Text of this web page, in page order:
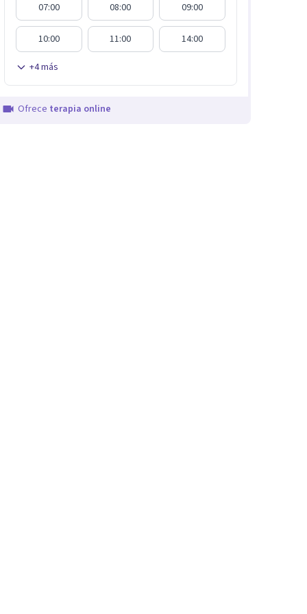
07:00 08:00 09:00
10:00 11:00 14:00
+4más
Ofrece terapia online